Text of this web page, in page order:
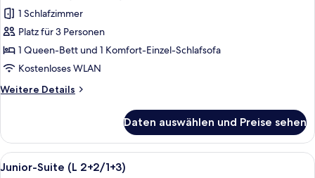
für
Junior-
Suite
(L
2+1/1+2)
anzeigen
1 Schlafzimmer
Platz für 3 Personen
1 Queen-Bett und 1 Komfort-Einzel-Schlafsofa
Kostenloses WLAN
Weitere Details
Weitere
Suite
(L
2+1/1+2)
Daten auswählen und Preise sehen
Alle
Ein modernes Wohnzimmer mit
21
Junior-Suite (L 2+2/1+3)